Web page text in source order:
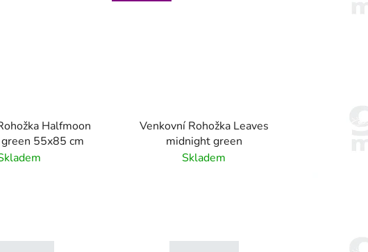
Halfmoon
55x85 cm
Venkovní Rohožka Leaves
midnight green
Skladem